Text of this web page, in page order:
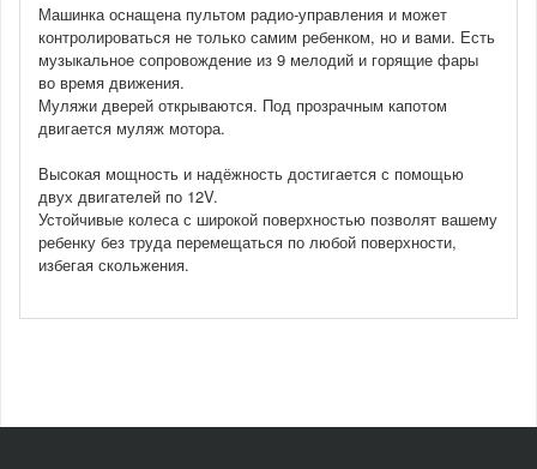
Машинка оснащена пультом радио-управления и может
контролироваться не только самим ребенком, но и вами. Есть
музыкальное сопровождение из 9 мелодий и горящие фары
во время движения.
Муляжи дверей открываются. Под прозрачным капотом
двигается муляж мотора.
Высокая мощность и надёжность достигается с помощью
двух двигателей по 12V.
Устойчивые колеса с широкой поверхностью позволят вашему
ребенку без труда перемещаться по любой поверхности,
избегая скольжения.